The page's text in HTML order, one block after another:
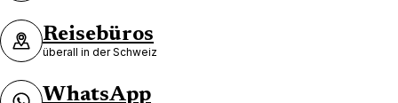
Reisebüros
überall in der Schweiz
WhatsApp